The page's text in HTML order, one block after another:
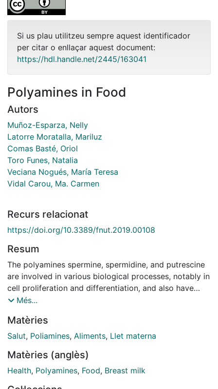
Si us plau utilitzeu sempre aquest identificador
per citar o enllaçar aquest document:
https://hdl.handle.net/2445/163041
Polyamines in Food
Autors
Muñoz-Esparza, Nelly
Latorre Moratalla, Mariluz
Comas Basté, Oriol
Toro Funes, Natalia
Veciana Nogués, María Teresa
Vidal Carou, Ma. Carmen
Recurs relacionat
https://doi.org/10.3389/fnut.2019.00108
Resum
The polyamines spermine, spermidine, and putrescine
are involved in various biological processes, notably in
cell proliferation and differentiation, and also have
antioxidant properties. Dietary polyamines have
intestinal maturation and in the differentiation and
development of immune system. The antioxidant and
important role in the prevention of chronic diseases
such as cardiovascular diseases. In addition to
Més...
Matèries
Salut, Poliamines, Aliments, Llet materna
Matèries (anglès)
Health, Polyamines, Food, Breast milk